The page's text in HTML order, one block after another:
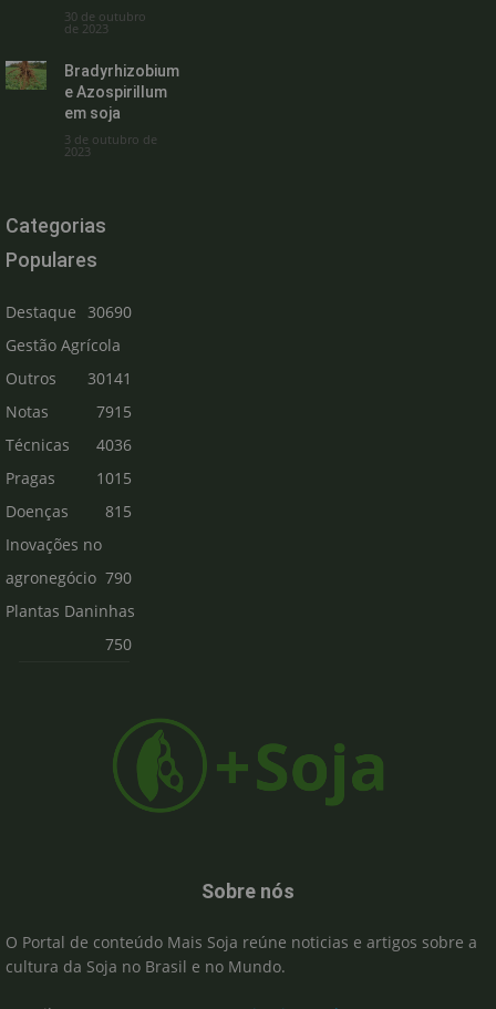
30 de outubro
de 2023
Bradyrhizobium
e Azospirillum
em soja
3 de outubro de
2023
Categorias
Populares
Destaque
30690
Gestão Agrícola
30141
Outros
7915
Notas
Técnicas
4036
Pragas
1015
Doenças
815
Inovações no
agronegócio 790
Plantas Daninhas
750
Sobre nós
O Portal de conteúdo Mais Soja reúne noticias e artigos sobre a
cultura da Soja no Brasil e no Mundo.